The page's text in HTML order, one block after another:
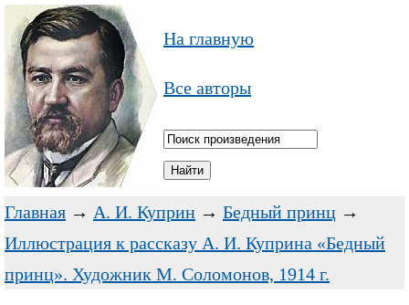
На главную
Все авторы
Главная → А. И. Куприн → Бедный принц →
Иллюстрация к рассказу А. И. Куприна «Бедный
принц». Художник М. Соломонов, 1914 г.